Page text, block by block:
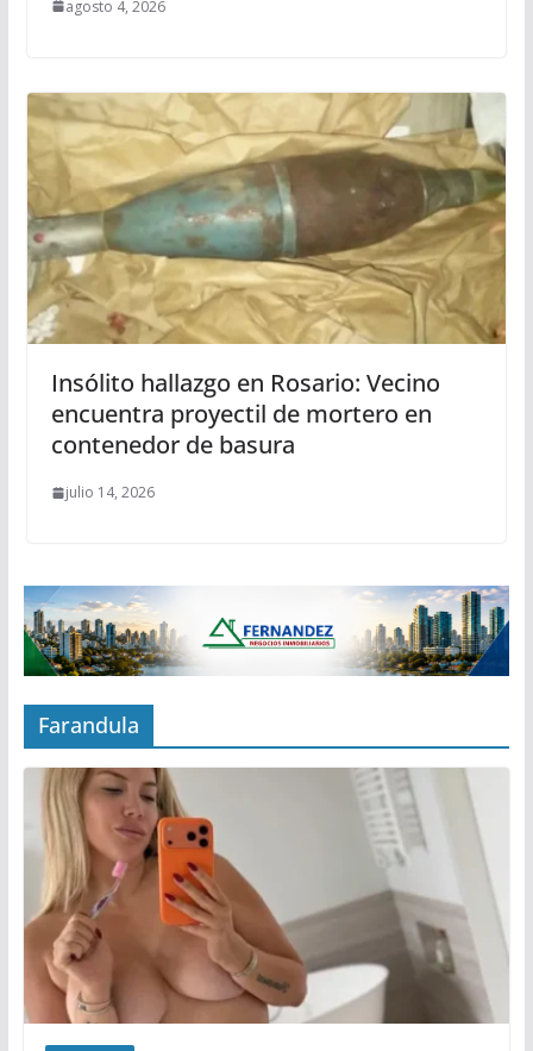
agosto 4, 2026
Insólito hallazgo en Rosario: Vecino
encuentra proyectil de mortero en
contenedor de basura
julio 14, 2026
Farandula